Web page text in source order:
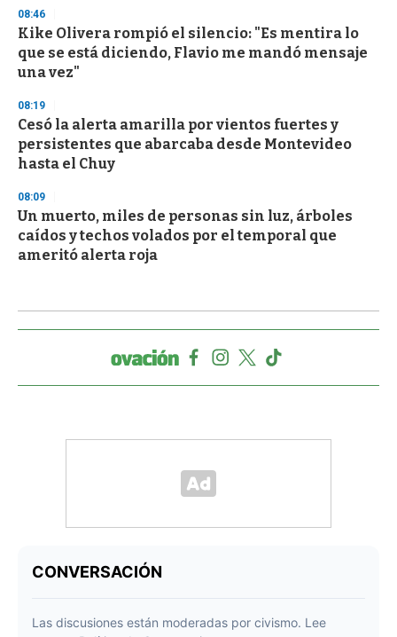
08:46
Kike Olivera rompió el silencio: "Es mentira lo
que se está diciendo, Flavio me mandó mensaje
una vez"
08:19
Cesó la alerta amarilla por vientos fuertes y
persistentes que abarcaba desde Montevideo
hasta el Chuy
08:09
Un muerto, miles de personas sin luz, árboles
caídos y techos volados por el temporal que
ameritó alerta roja